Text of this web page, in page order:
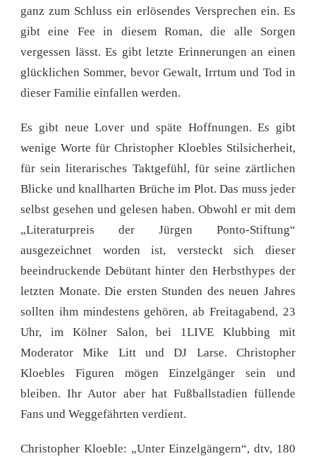
ganz zum Schluss ein erlösendes Versprechen ein. Es
gibt eine Fee in diesem Roman, die alle Sorgen
vergessen lässt. Es gibt letzte Erinnerungen an einen
glücklichen Sommer, bevor Gewalt, Irrtum und Tod in
dieser Familie einfallen werden.
Es gibt neue Lover und späte Hoffnungen. Es gibt
wenige Worte für Christopher Kloebles Stilsicherheit,
für sein literarisches Taktgefühl, für seine zärtlichen
Blicke und knallharten Brüche im Plot. Das muss jeder
selbst gesehen und gelesen haben. Obwohl er mit dem
„Literaturpreis der Jürgen Ponto-Stiftung“
ausgezeichnet worden ist, versteckt sich dieser
beeindruckende Debütant hinter den Herbsthypes der
letzten Monate. Die ersten Stunden des neuen Jahres
sollten ihm mindestens gehören, ab Freitagabend, 23
Uhr, im Kölner Salon, bei 1LIVE Klubbing mit
Moderator Mike Litt und DJ Larse. Christopher
Kloebles Figuren mögen Einzelgänger sein und
bleiben. Ihr Autor aber hat Fußballstadien füllende
Fans und Weggefährten verdient.
Christopher Kloeble: „Unter Einzelgängern“, dtv, 180